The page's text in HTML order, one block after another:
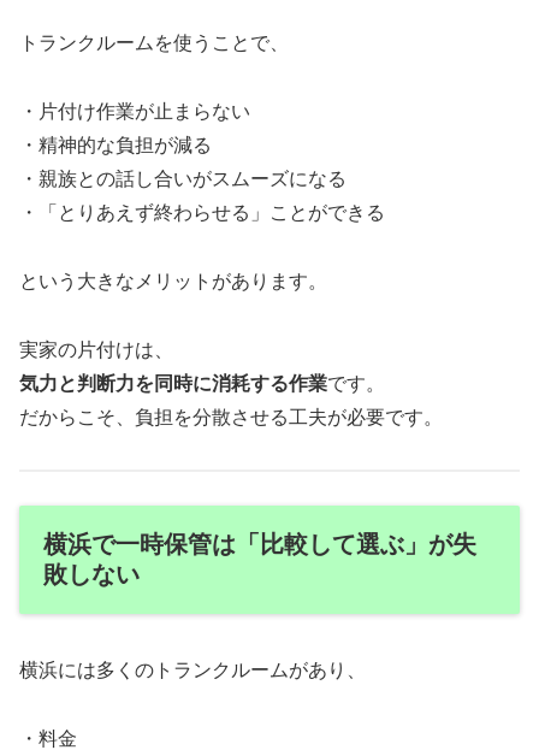
トランクルームを使うことで、
・片付け作業が止まらない
・精神的な負担が減る
・親族との話し合いがスムーズになる
・「とりあえず終わらせる」ことができる
という大きなメリットがあります。
実家の片付けは、
気力と判断力を同時に消耗する作業です。
だからこそ、負担を分散させる工夫が必要です。
横浜で一時保管は「比較して選ぶ」が失
敗しない
横浜には多くのトランクルームがあり、
・料金